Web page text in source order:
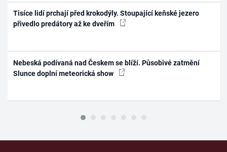
Tisíce lidí prchají před krokodýly. Stoupající keňské jezero
přivedlo predátory až ke dveřím
Nebeská podívaná nad Českem se blíží. Působivé zatmění
Slunce doplní meteorická show